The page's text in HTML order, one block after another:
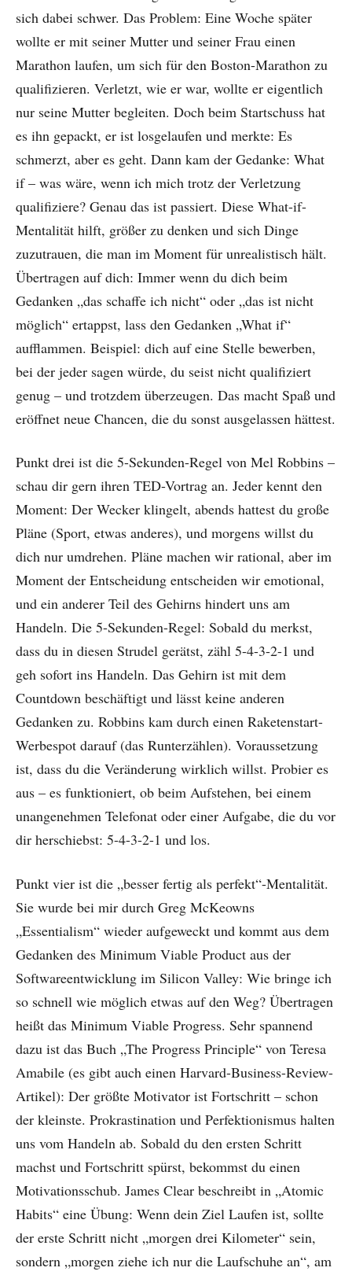
sich dabei schwer. Das Problem: Eine Woche später
wollte er mit seiner Mutter und seiner Frau einen
Marathon laufen, um sich für den Boston-Marathon zu
qualifizieren. Verletzt, wie er war, wollte er eigentlich
nur seine Mutter begleiten. Doch beim Startschuss hat
es ihn gepackt, er ist losgelaufen und merkte: Es
schmerzt, aber es geht. Dann kam der Gedanke: What
if – was wäre, wenn ich mich trotz der Verletzung
qualifiziere? Genau das ist passiert. Diese What-if-
Mentalität hilft, größer zu denken und sich Dinge
zuzutrauen, die man im Moment für unrealistisch hält.
Übertragen auf dich: Immer wenn du dich beim
Gedanken „das schaffe ich nicht“ oder „das ist nicht
möglich“ ertappst, lass den Gedanken „What if“
aufflammen. Beispiel: dich auf eine Stelle bewerben,
bei der jeder sagen würde, du seist nicht qualifiziert
genug – und trotzdem überzeugen. Das macht Spaß und
eröffnet neue Chancen, die du sonst ausgelassen hättest.
Punkt drei ist die 5-Sekunden-Regel von Mel Robbins –
schau dir gern ihren TED-Vortrag an. Jeder kennt den
Moment: Der Wecker klingelt, abends hattest du große
Pläne (Sport, etwas anderes), und morgens willst du
dich nur umdrehen. Pläne machen wir rational, aber im
Moment der Entscheidung entscheiden wir emotional,
und ein anderer Teil des Gehirns hindert uns am
Handeln. Die 5-Sekunden-Regel: Sobald du merkst,
dass du in diesen Strudel gerätst, zähl 5-4-3-2-1 und
geh sofort ins Handeln. Das Gehirn ist mit dem
Countdown beschäftigt und lässt keine anderen
Gedanken zu. Robbins kam durch einen Raketenstart-
Werbespot darauf (das Runterzählen). Voraussetzung
ist, dass du die Veränderung wirklich willst. Probier es
aus – es funktioniert, ob beim Aufstehen, bei einem
unangenehmen Telefonat oder einer Aufgabe, die du vor
dir herschiebst: 5-4-3-2-1 und los.
Punkt vier ist die „besser fertig als perfekt“-Mentalität.
Sie wurde bei mir durch Greg McKeowns
„Essentialism“ wieder aufgeweckt und kommt aus dem
Gedanken des Minimum Viable Product aus der
Softwareentwicklung im Silicon Valley: Wie bringe ich
so schnell wie möglich etwas auf den Weg? Übertragen
heißt das Minimum Viable Progress. Sehr spannend
dazu ist das Buch „The Progress Principle“ von Teresa
Amabile (es gibt auch einen Harvard-Business-Review-
Artikel): Der größte Motivator ist Fortschritt – schon
der kleinste. Prokrastination und Perfektionismus halten
uns vom Handeln ab. Sobald du den ersten Schritt
machst und Fortschritt spürst, bekommst du einen
Motivationsschub. James Clear beschreibt in „Atomic
Habits“ eine Übung: Wenn dein Ziel Laufen ist, sollte
der erste Schritt nicht „morgen drei Kilometer“ sein,
sondern „morgen ziehe ich nur die Laufschuhe an“, am